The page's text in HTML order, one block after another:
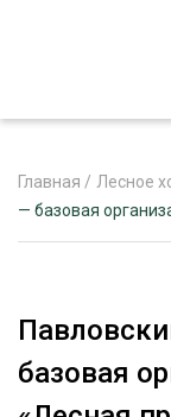
Главная / Лесное
— базовая
базовая